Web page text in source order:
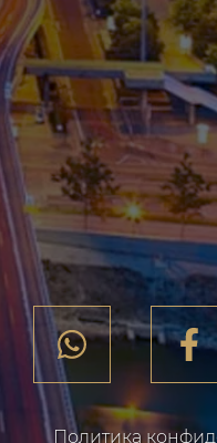
Политика